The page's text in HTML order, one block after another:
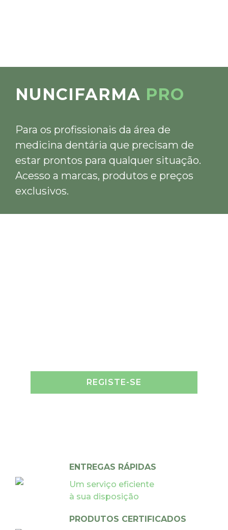
NUNCIFARMA PRO
Para os profissionais da área de
medicina dentária que precisam de
estar prontos para qualquer situação.
Acesso a marcas, produtos e preços
exclusivos.
REGISTE-SE
ENTREGAS RÁPIDAS
Um serviço eficiente
à sua disposição
PRODUTOS CERTIFICADOS